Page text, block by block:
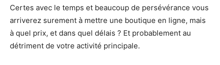
Certes avec le temps et beaucoup de persévérance vous
arriverez surement à mettre une boutique en ligne, mais
à quel prix, et dans quel délais ? Et probablement au
détriment de votre activité principale.